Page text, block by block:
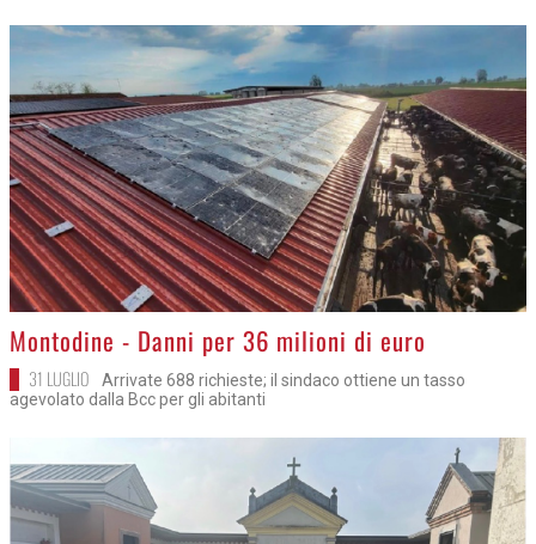
>Montodine - Danni per 36 milioni di euro
31 LUGLIO
Arrivate 688 richieste; il sindaco ottiene un tasso
agevolato dalla Bcc per gli abitanti